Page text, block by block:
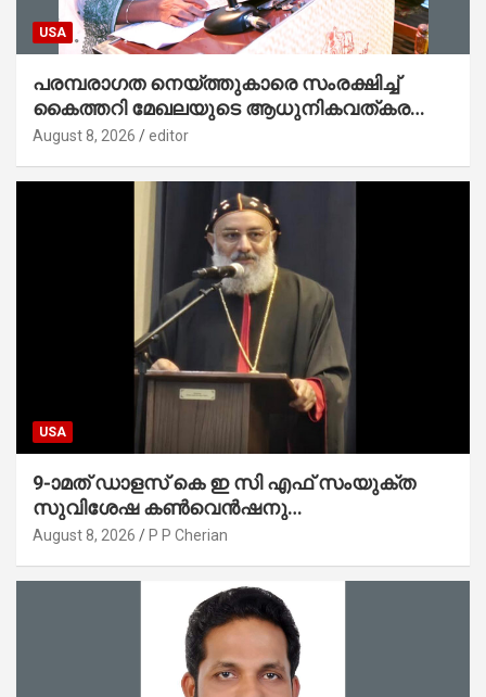
USA
പരമ്പരാഗത നെയ്ത്തുകാരെ സംരക്ഷിച്ച്
കൈത്തറി മേഖലയുടെ ആധുനികവത്കരണം
സാധ്യമാക്കും : ഡെപ്യൂട്ടി സ്പീക്കർ
August 8, 2026 editor
USA
9-ാമത് ഡാളസ് കെ ഇ സി എഫ് സംയുക്ത
സുവിശേഷ കൺവെൻഷനു
പ്രാർത്ഥനാനിർഭരമായ തുടക്കം
August 8, 2026 P P Cherian